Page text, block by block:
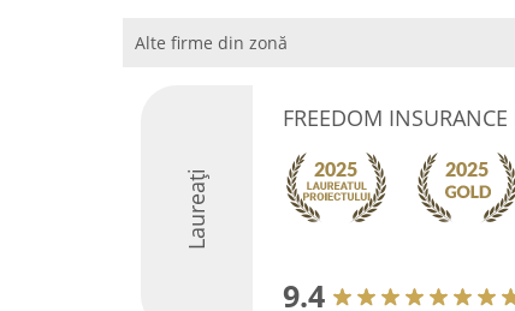
Alte firme din zonă
Laureați
FREEDOM
9.4